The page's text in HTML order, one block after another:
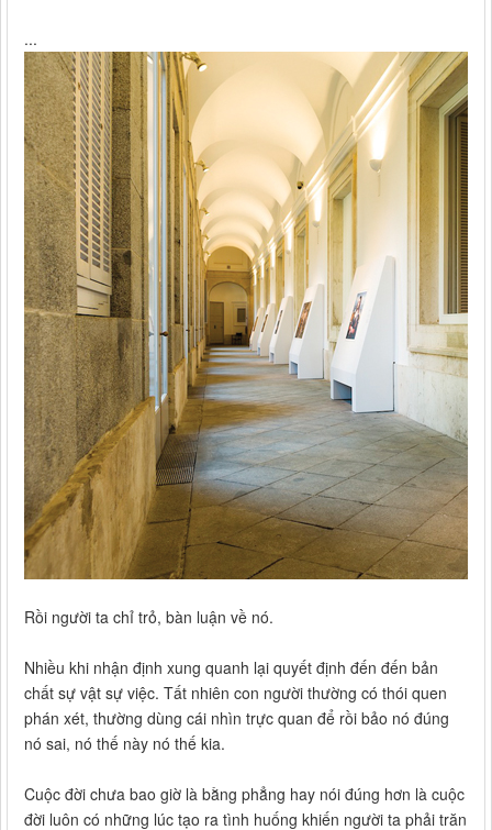
...
Rồi người ta chỉ trỏ, bàn luận về nó.
Nhiều khi nhận định xung quanh lại quyết định đến đến bản
chất sự vật sự việc. Tất nhiên con người thường có thói quen
phán xét, thường dùng cái nhìn trực quan để rồi bảo nó đúng
nó sai, nó thế này nó thế kia.
Cuộc đời chưa bao giờ là bằng phẳng hay nói đúng hơn là cuộc
đời luôn có những lúc tạo ra tình huống khiến người ta phải trăn